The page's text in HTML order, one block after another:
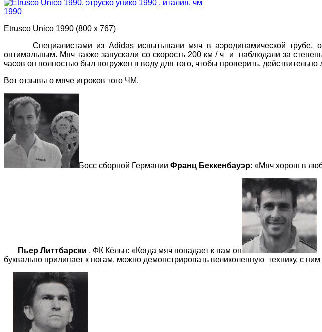
Etrusco Unico 1990 (800 х 767)
Специалистами из Adidas испытывали мяч в аэродинамической трубе,
оптимальным. Мяч также запускали со скорость 200 км / ч и наблюдали за
часов он полностью был погружен в воду для того, чтобы проверить,
Вот отзывы о мяче игроков того ЧМ.
Босс сборной Германии Франц Беккенбауэр: «Мяч хорош в
Пьер Литтбарски , ФК Кёльн: «Когда мяч попадает к вам он
буквально прилипает к ногам, можно демонстрировать великолепную технику, с ним